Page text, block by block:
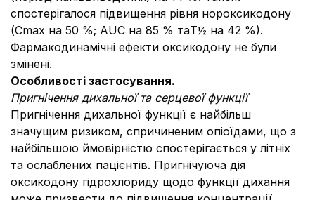
спостерігалося підвищення рівня нороксикодону
(Cmax на 50 %; AUC на 85 % таT½ на 42 %).
Фармакодинамічні ефекти оксикодону не були
змінені.
Особливості застосування.
Пригнічення дихальної та серцевої функції
Пригнічення дихальної функції є найбільш
значущим ризиком, спричиненим опіоїдами, що з
найбільшою ймовірністю спостерігається у літніх
та ослаблених пацієнтів. Пригнічуюча дія
оксикодону гідрохлориду щодо функції дихання